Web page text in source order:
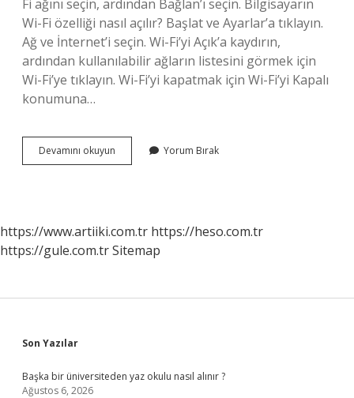
Fi ağını seçin, ardından Bağlan’ı seçin. Bilgisayarın
Wi-Fi özelliği nasıl açılır? Başlat ve Ayarlar’a tıklayın.
Ağ ve İnternet’i seçin. Wi-Fi’yi Açık’a kaydırın,
ardından kullanılabilir ağların listesini görmek için
Wi-Fi’ye tıklayın. Wi-Fi’yi kapatmak için Wi-Fi’yi Kapalı
konumuna…
Devamını okuyun Bilgisayarda
Wi-
Mu
Yorum Bırak
https://www.artiiki.com.tr https://heso.com.tr
https://gule.com.trSitemap
Sidebar
Son Yazılar
Başka bir üniversiteden yaz okulu nasıl alınır ?
Ağustos 6, 2026